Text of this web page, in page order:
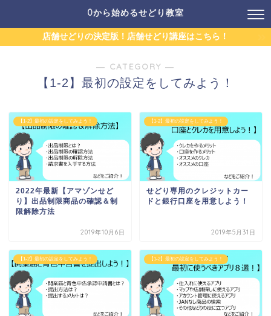
0から始めるせどり教室
店舗せどりの決定版！店舗せどり講座はこちら！
― CATEGORY ―
【1-2】最初の設定をしてみよう！
【1-2】最初の設定をしてみよう！
2022年最新【アマゾンせど
り】出品制限商品の確認＆制
限解除方法
2019年10月6日
【1-2】最初の設定をしてみよう！
せどり専用のクレジットカー
ドと銀行口座を用意しよう！
2019年5月31日
【1-2】最初の設定をしてみよう！ 【1-2】最初の設定をしてみよう！